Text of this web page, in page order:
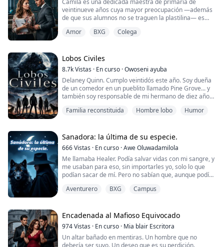
Camila es una dedicada maestra de primaria de
veintinueve años cuya mayor preocupación —además
de que sus alumnos no se traguen la plastilina— es
sobre su eterna soltería. Su monótona rutina da un
escuela. Con trajes hechos a la medida, un a...
Amor BXG Colega
Lobos Civiles
8.7kVistas · En curso ·Owoseni ayuba
Delaney Quinn. Cumplo veintidós este año. Soy dueña
de un comedor en un pueblito llamado Pine Grove... y
también soy responsable de mi hermano de diez años.
no lo es. Mi madre era humana. Mi padre era un Alfa
perdió a su lobo y se fue consumiendo has...
Familia reconstituida Hombre lobo Humor
Sanadora: la última de su especie.
666Vistas · En curso ·Awe Oluwadamilola
Me llamaba Healer. Podía salvar vidas con mi sangre, y
me usaban para eso, sin importarles yo, solo lo que
podían sacar de mí. Pero no sabían que, aunque podía
Aventurero BXG Campus
Encadenada al Mafioso Equivocado
974Vistas · En curso · Mia blair Escritora
Un altar bañado en mentiras. Un hombre que no
debería ser suyo. Un deseo que es su perdición.